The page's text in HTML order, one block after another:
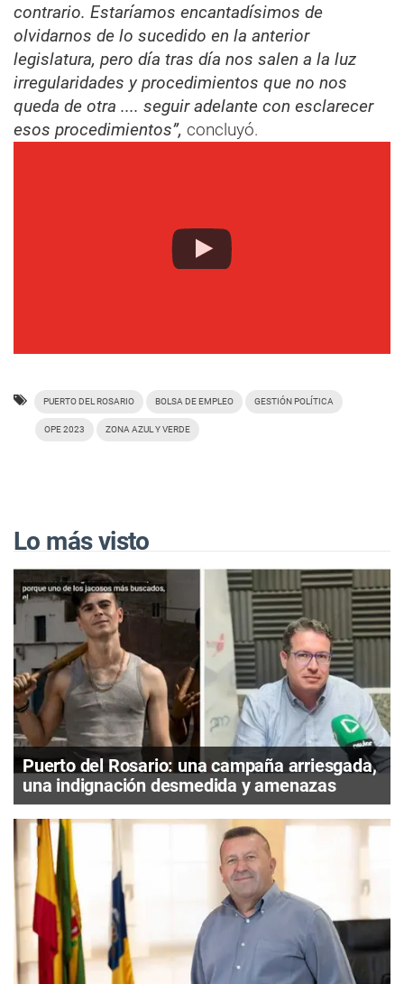
contrario. Estaríamos encantadísimos de
olvidarnos de lo sucedido en la anterior
legislatura, pero día tras día nos salen a la luz
irregularidades y procedimientos que no nos
queda de otra .... seguir adelante con esclarecer
esos procedimientos”, concluyó.
PUERTO DEL ROSARIO BOLSA DE EMPLEO GESTIÓN POLÍTICA
OPE 2023 ZONA AZUL Y VERDE
Lo más visto
Puerto del Rosario: una campaña arriesgada,
una indignación desmedida y amenazas